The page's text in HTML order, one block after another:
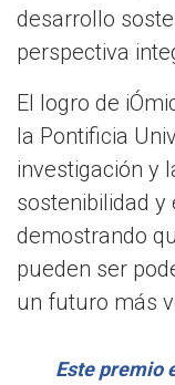
desarrollo
perspectiva
El logro de
la Pontificia
investigación y
sostenibilidad y
demostrando
pueden ser
un futuro más
Este premio